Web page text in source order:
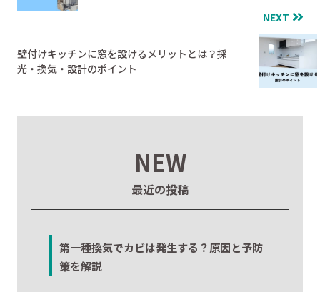
NEXT
壁付けキッチンに窓を設けるメリットとは？採
光・換気・設計のポイント
NEW
最近の投稿
第一種換気でカビは発生する？原因と予防
策を解説